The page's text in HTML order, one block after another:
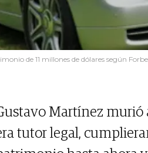
de 11 millones de dólares según
Martínez murió
tutor legal,